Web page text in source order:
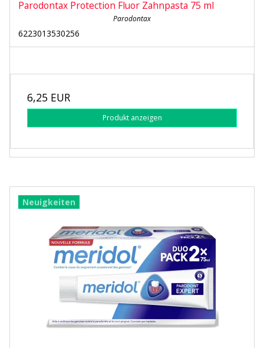
Parodontax Protection Fluor Zahnpasta 75 ml
Parodontax
6223013530256
6,25 EUR
Produkt anzeigen
Neuigkeiten